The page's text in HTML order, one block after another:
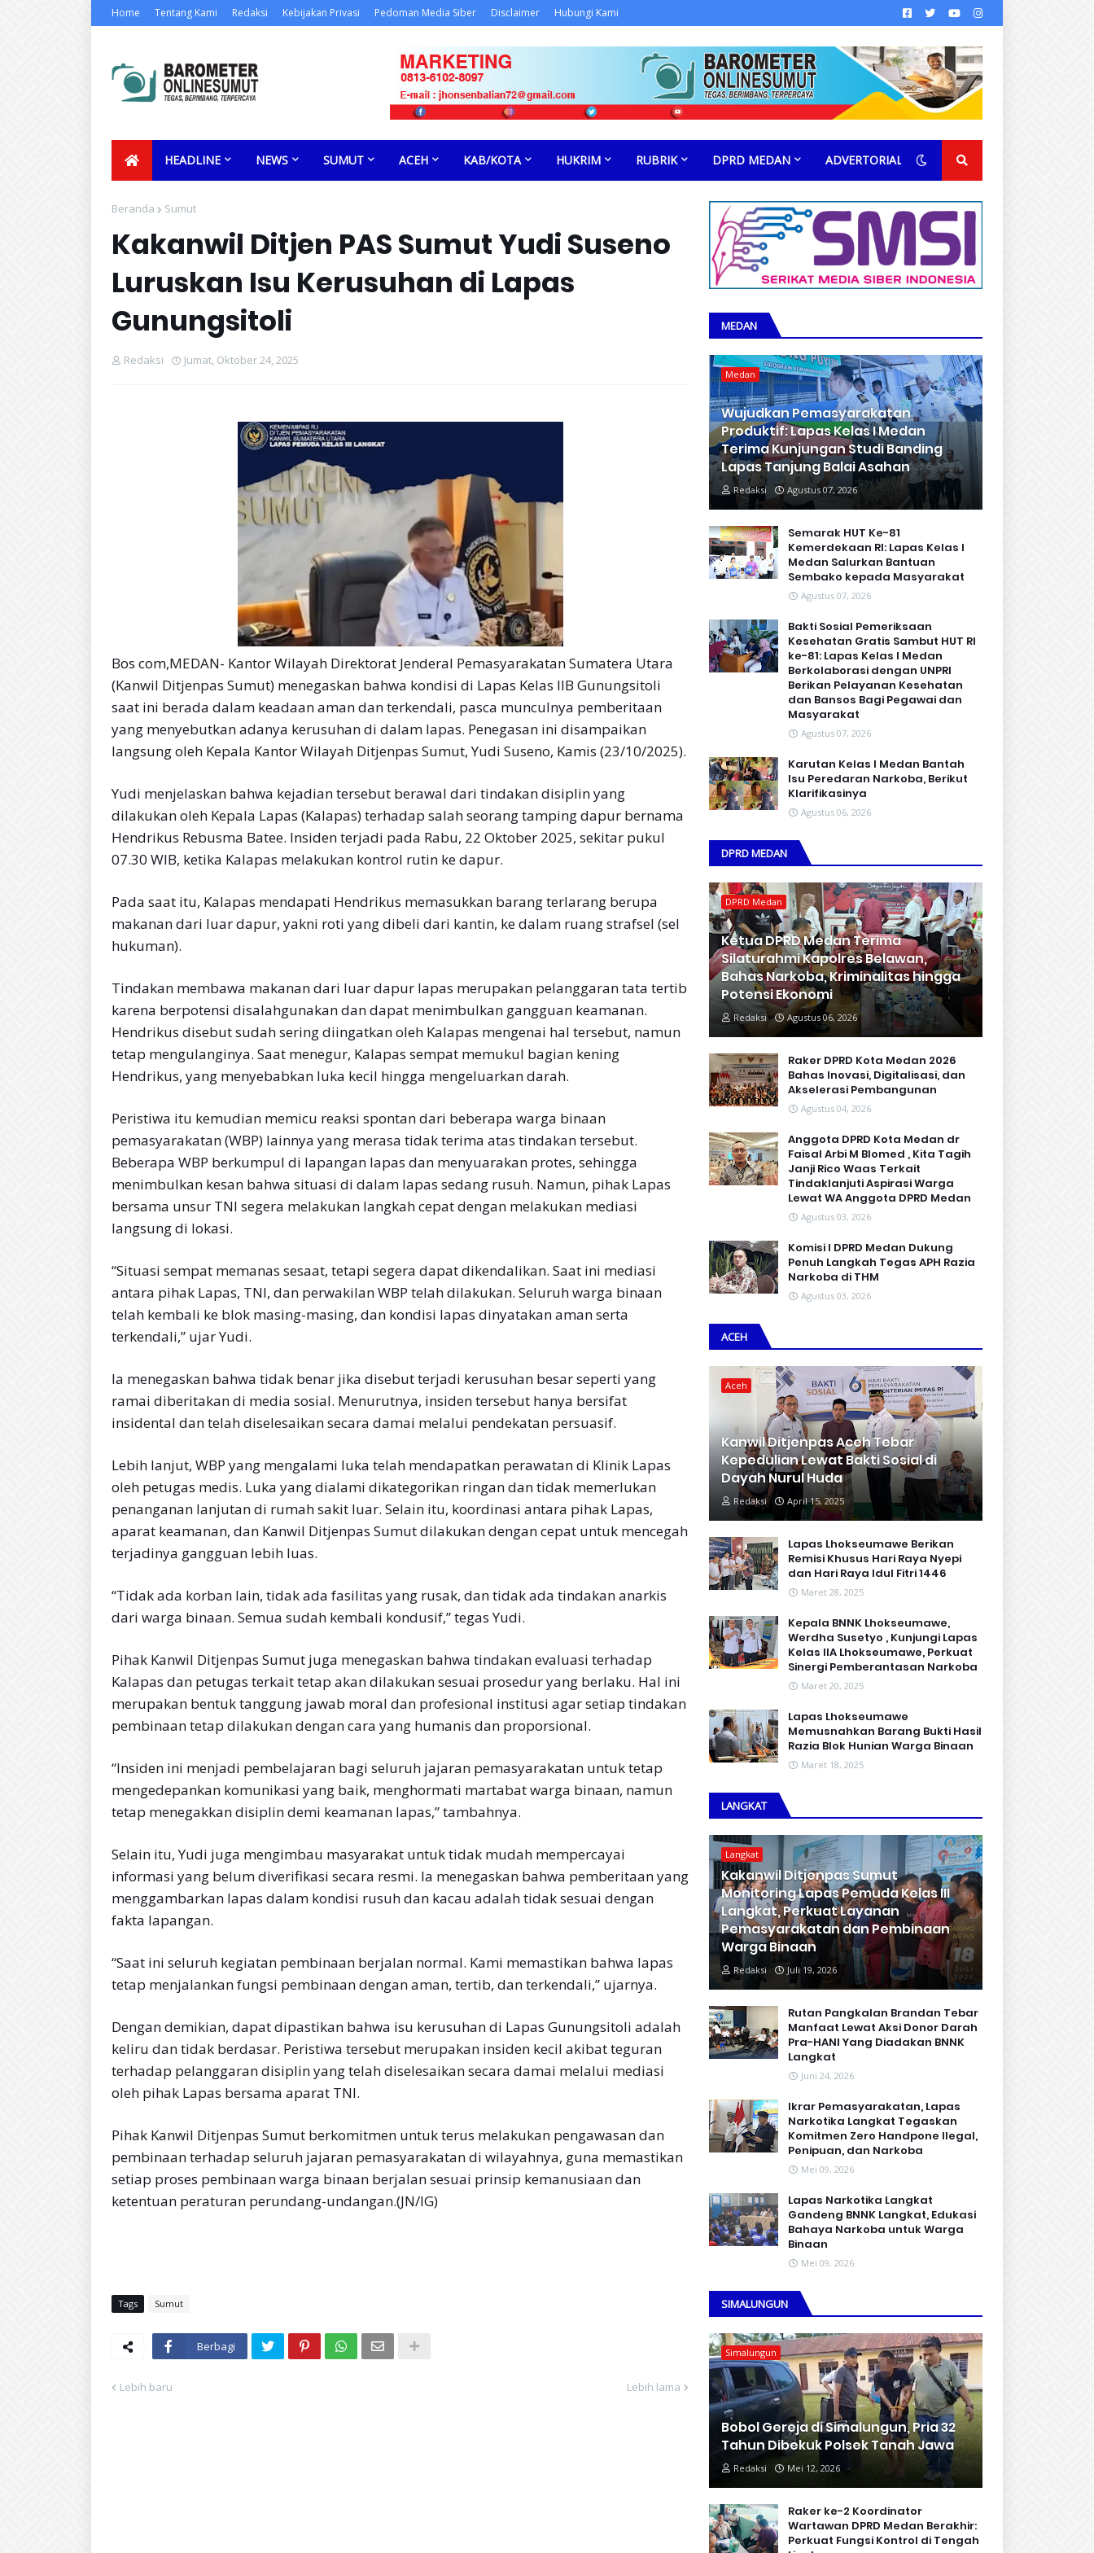
Home Tentang Kami Redaksi Kebijakan Privasi Pedoman Media Siber Disclaimer Hubungi Kami
HEADLINE NEWS SUMUT ACEH KAB/KOTA HUKRIM RUBRIK DPRD MEDAN ADVERTORIAL
Beranda Sumut
Kakanwil Ditjen PAS Sumut Yudi Suseno
Luruskan Isu Kerusuhan di Lapas
Gunungsitoli
Redaksi Jumat, Oktober 24, 2025
Bos com,MEDAN- Kantor Wilayah Direktorat Jenderal Pemasyarakatan Sumatera Utara
(Kanwil Ditjenpas Sumut) menegaskan bahwa kondisi di Lapas Kelas IIB Gunungsitoli
saat ini berada dalam keadaan aman dan terkendali, pasca munculnya pemberitaan
yang menyebutkan adanya kerusuhan di dalam lapas. Penegasan ini disampaikan
langsung oleh Kepala Kantor Wilayah Ditjenpas Sumut, Yudi Suseno, Kamis (23/10/2025).
Yudi menjelaskan bahwa kejadian tersebut berawal dari tindakan disiplin yang
dilakukan oleh Kepala Lapas (Kalapas) terhadap salah seorang tamping dapur bernama
Hendrikus Rebusma Batee. Insiden terjadi pada Rabu, 22 Oktober 2025, sekitar pukul
07.30 WIB, ketika Kalapas melakukan kontrol rutin ke dapur.
Pada saat itu, Kalapas mendapati Hendrikus memasukkan barang terlarang berupa
makanan dari luar dapur, yakni roti yang dibeli dari kantin, ke dalam ruang strafsel (sel
hukuman).
Tindakan membawa makanan dari luar dapur lapas merupakan pelanggaran tata tertib
karena berpotensi disalahgunakan dan dapat menimbulkan gangguan keamanan.
Hendrikus disebut sudah sering diingatkan oleh Kalapas mengenai hal tersebut, namun
tetap mengulanginya. Saat menegur, Kalapas sempat memukul bagian kening
Hendrikus, yang menyebabkan luka kecil hingga mengeluarkan darah.
Peristiwa itu kemudian memicu reaksi spontan dari beberapa warga binaan
pemasyarakatan (WBP) lainnya yang merasa tidak terima atas tindakan tersebut.
Beberapa WBP berkumpul di lapangan lapas dan menyuarakan protes, sehingga
menimbulkan kesan bahwa situasi di dalam lapas sedang rusuh. Namun, pihak Lapas
bersama unsur TNI segera melakukan langkah cepat dengan melakukan mediasi
langsung di lokasi.
“Situasi sempat memanas sesaat, tetapi segera dapat dikendalikan. Saat ini mediasi
antara pihak Lapas, TNI, dan perwakilan WBP telah dilakukan. Seluruh warga binaan
telah kembali ke blok masing-masing, dan kondisi lapas dinyatakan aman serta
terkendali,” ujar Yudi.
Ia menegaskan bahwa tidak benar jika disebut terjadi kerusuhan besar seperti yang
ramai diberitakan di media sosial. Menurutnya, insiden tersebut hanya bersifat
insidental dan telah diselesaikan secara damai melalui pendekatan persuasif.
Lebih lanjut, WBP yang mengalami luka telah mendapatkan perawatan di Klinik Lapas
oleh petugas medis. Luka yang dialami dikategorikan ringan dan tidak memerlukan
penanganan lanjutan di rumah sakit luar. Selain itu, koordinasi antara pihak Lapas,
aparat keamanan, dan Kanwil Ditjenpas Sumut dilakukan dengan cepat untuk mencegah
terjadinya gangguan lebih luas.
“Tidak ada korban lain, tidak ada fasilitas yang rusak, dan tidak ada tindakan anarkis
dari warga binaan. Semua sudah kembali kondusif,” tegas Yudi.
Pihak Kanwil Ditjenpas Sumut juga menegaskan bahwa tindakan evaluasi terhadap
Kalapas dan petugas terkait tetap akan dilakukan sesuai prosedur yang berlaku. Hal ini
merupakan bentuk tanggung jawab moral dan profesional institusi agar setiap tindakan
pembinaan tetap dilakukan dengan cara yang humanis dan proporsional.
“Insiden ini menjadi pembelajaran bagi seluruh jajaran pemasyarakatan untuk tetap
mengedepankan komunikasi yang baik, menghormati martabat warga binaan, namun
tetap menegakkan disiplin demi keamanan lapas,” tambahnya.
Selain itu, Yudi juga mengimbau masyarakat untuk tidak mudah mempercayai
informasi yang belum diverifikasi secara resmi. Ia menegaskan bahwa pemberitaan yang
menggambarkan lapas dalam kondisi rusuh dan kacau adalah tidak sesuai dengan
fakta lapangan.
“Saat ini seluruh kegiatan pembinaan berjalan normal. Kami memastikan bahwa lapas
tetap menjalankan fungsi pembinaan dengan aman, tertib, dan terkendali,” ujarnya.
Dengan demikian, dapat dipastikan bahwa isu kerusuhan di Lapas Gunungsitoli adalah
keliru dan tidak berdasar. Peristiwa tersebut merupakan insiden kecil akibat teguran
terhadap pelanggaran disiplin yang telah diselesaikan secara damai melalui mediasi
oleh pihak Lapas bersama aparat TNI.
Pihak Kanwil Ditjenpas Sumut berkomitmen untuk terus melakukan pengawasan dan
pembinaan terhadap seluruh jajaran pemasyarakatan di wilayahnya, guna memastikan
setiap proses pembinaan warga binaan berjalan sesuai prinsip kemanusiaan dan
ketentuan peraturan perundang-undangan.(JN/IG)
Tags Sumut
Berbagi
Lebih baru Lebih lama
MEDAN
Medan
Wujudkan Pemasyarakatan
Produktif: Lapas Kelas I Medan
Terima Kunjungan Studi Banding
Lapas Tanjung Balai Asahan
Redaksi Agustus 07, 2026
Semarak HUT Ke-81
Kemerdekaan RI: Lapas Kelas I
Medan Salurkan Bantuan
Sembako kepada Masyarakat
Agustus 07, 2026
Bakti Sosial Pemeriksaan
Kesehatan Gratis Sambut HUT RI
ke-81: Lapas Kelas I Medan
Berkolaborasi dengan UNPRI
Berikan Pelayanan Kesehatan
dan Bansos Bagi Pegawai dan
Masyarakat
Agustus 07, 2026
Karutan Kelas I Medan Bantah
Isu Peredaran Narkoba, Berikut
Klarifikasinya
Agustus 06, 2026
DPRD MEDAN
DPRD Medan
Ketua DPRD Medan Terima
Silaturahmi Kapolres Belawan,
Bahas Narkoba, Kriminalitas hingga
Potensi Ekonomi
Redaksi Agustus 06, 2026
Raker DPRD Kota Medan 2026
Bahas Inovasi, Digitalisasi, dan
Akselerasi Pembangunan
Agustus 04, 2026
Anggota DPRD Kota Medan dr
Faisal Arbi M Blomed , Kita Tagih
Janji Rico Waas Terkait
Tindaklanjuti Aspirasi Warga
Lewat WA Anggota DPRD Medan
Agustus 03, 2026
Komisi I DPRD Medan Dukung
Penuh Langkah Tegas APH Razia
Narkoba di THM
Agustus 03, 2026
ACEH
Aceh
Kanwil Ditjenpas Aceh Tebar
Kepedulian Lewat Bakti Sosial di
Dayah Nurul Huda
Redaksi April 15, 2025
Lapas Lhokseumawe Berikan
Remisi Khusus Hari Raya Nyepi
dan Hari Raya Idul Fitri 1446
Maret 28, 2025
Kepala BNNK Lhokseumawe,
Werdha Susetyo , Kunjungi Lapas
Kelas IIA Lhokseumawe, Perkuat
Sinergi Pemberantasan Narkoba
Maret 20, 2025
Lapas Lhokseumawe
Memusnahkan Barang Bukti Hasil
Razia Blok Hunian Warga Binaan
Maret 18, 2025
LANGKAT
Langkat
Kakanwil Ditjenpas Sumut
Monitoring Lapas Pemuda Kelas III
Langkat, Perkuat Layanan
Pemasyarakatan dan Pembinaan
Warga Binaan
Redaksi Juli 19, 2026
Rutan Pangkalan Brandan Tebar
Manfaat Lewat Aksi Donor Darah
Pra-HANI Yang Diadakan BNNK
Langkat
Juni 24, 2026
Ikrar Pemasyarakatan, Lapas
Narkotika Langkat Tegaskan
Komitmen Zero Handpone llegal,
Penipuan, dan Narkoba
Mei 09, 2026
Lapas Narkotika Langkat
Gandeng BNNK Langkat, Edukasi
Bahaya Narkoba untuk Warga
Binaan
Mei 09, 2026
SIMALUNGUN
Simalungun
Bobol Gereja di Simalungun, Pria 32
Tahun Dibekuk Polsek Tanah Jawa
Redaksi Mei 12, 2026
Raker ke-2 Koordinator
Wartawan DPRD Medan Berakhir:
Perkuat Fungsi Kontrol di Tengah